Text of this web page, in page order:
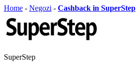
Home - Negozi - Cashback in SuperStep
SuperStep